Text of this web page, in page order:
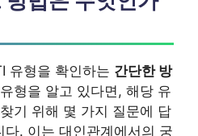
유형을 확인하는 간단한 방
형을 알고 있다면, 해당 유
기 위해 몇 가지 질문에 답
. 이는 대인관계에서의 궁